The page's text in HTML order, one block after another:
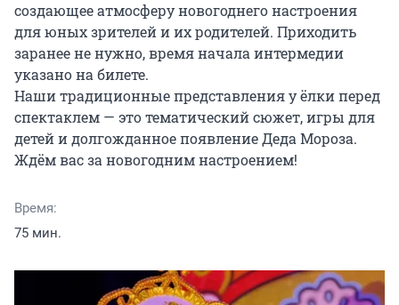
создающее атмосферу новогоднего настроения
для юных зрителей и их родителей. Приходить
заранее не нужно, время начала интермедии
указано на билете.
Наши традиционные представления у ёлки перед
спектаклем — это тематический сюжет, игры для
детей и долгожданное появление Деда Мороза.
Ждём вас за новогодним настроением!
Время:
75 мин.